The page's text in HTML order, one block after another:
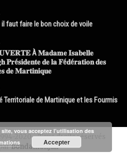
il faut faire le bon choix de voile
À 𝐌𝐚𝐝𝐚𝐦𝐞 𝐈𝐬𝐚𝐛𝐞𝐥𝐥𝐞
𝐝𝐞 𝐥𝐚 𝐅é𝐝é𝐫𝐚𝐭𝐢𝐨𝐧 𝐝𝐞𝐬
𝐝𝐞 𝐌𝐚𝐫𝐭𝐢𝐧𝐢𝐪𝐮𝐞
Territoriale de Martinique et les Fourmis
1994-2020 - Tous droits réservés
Bondamanjak
vous acceptez l’utilisation des
Accepter